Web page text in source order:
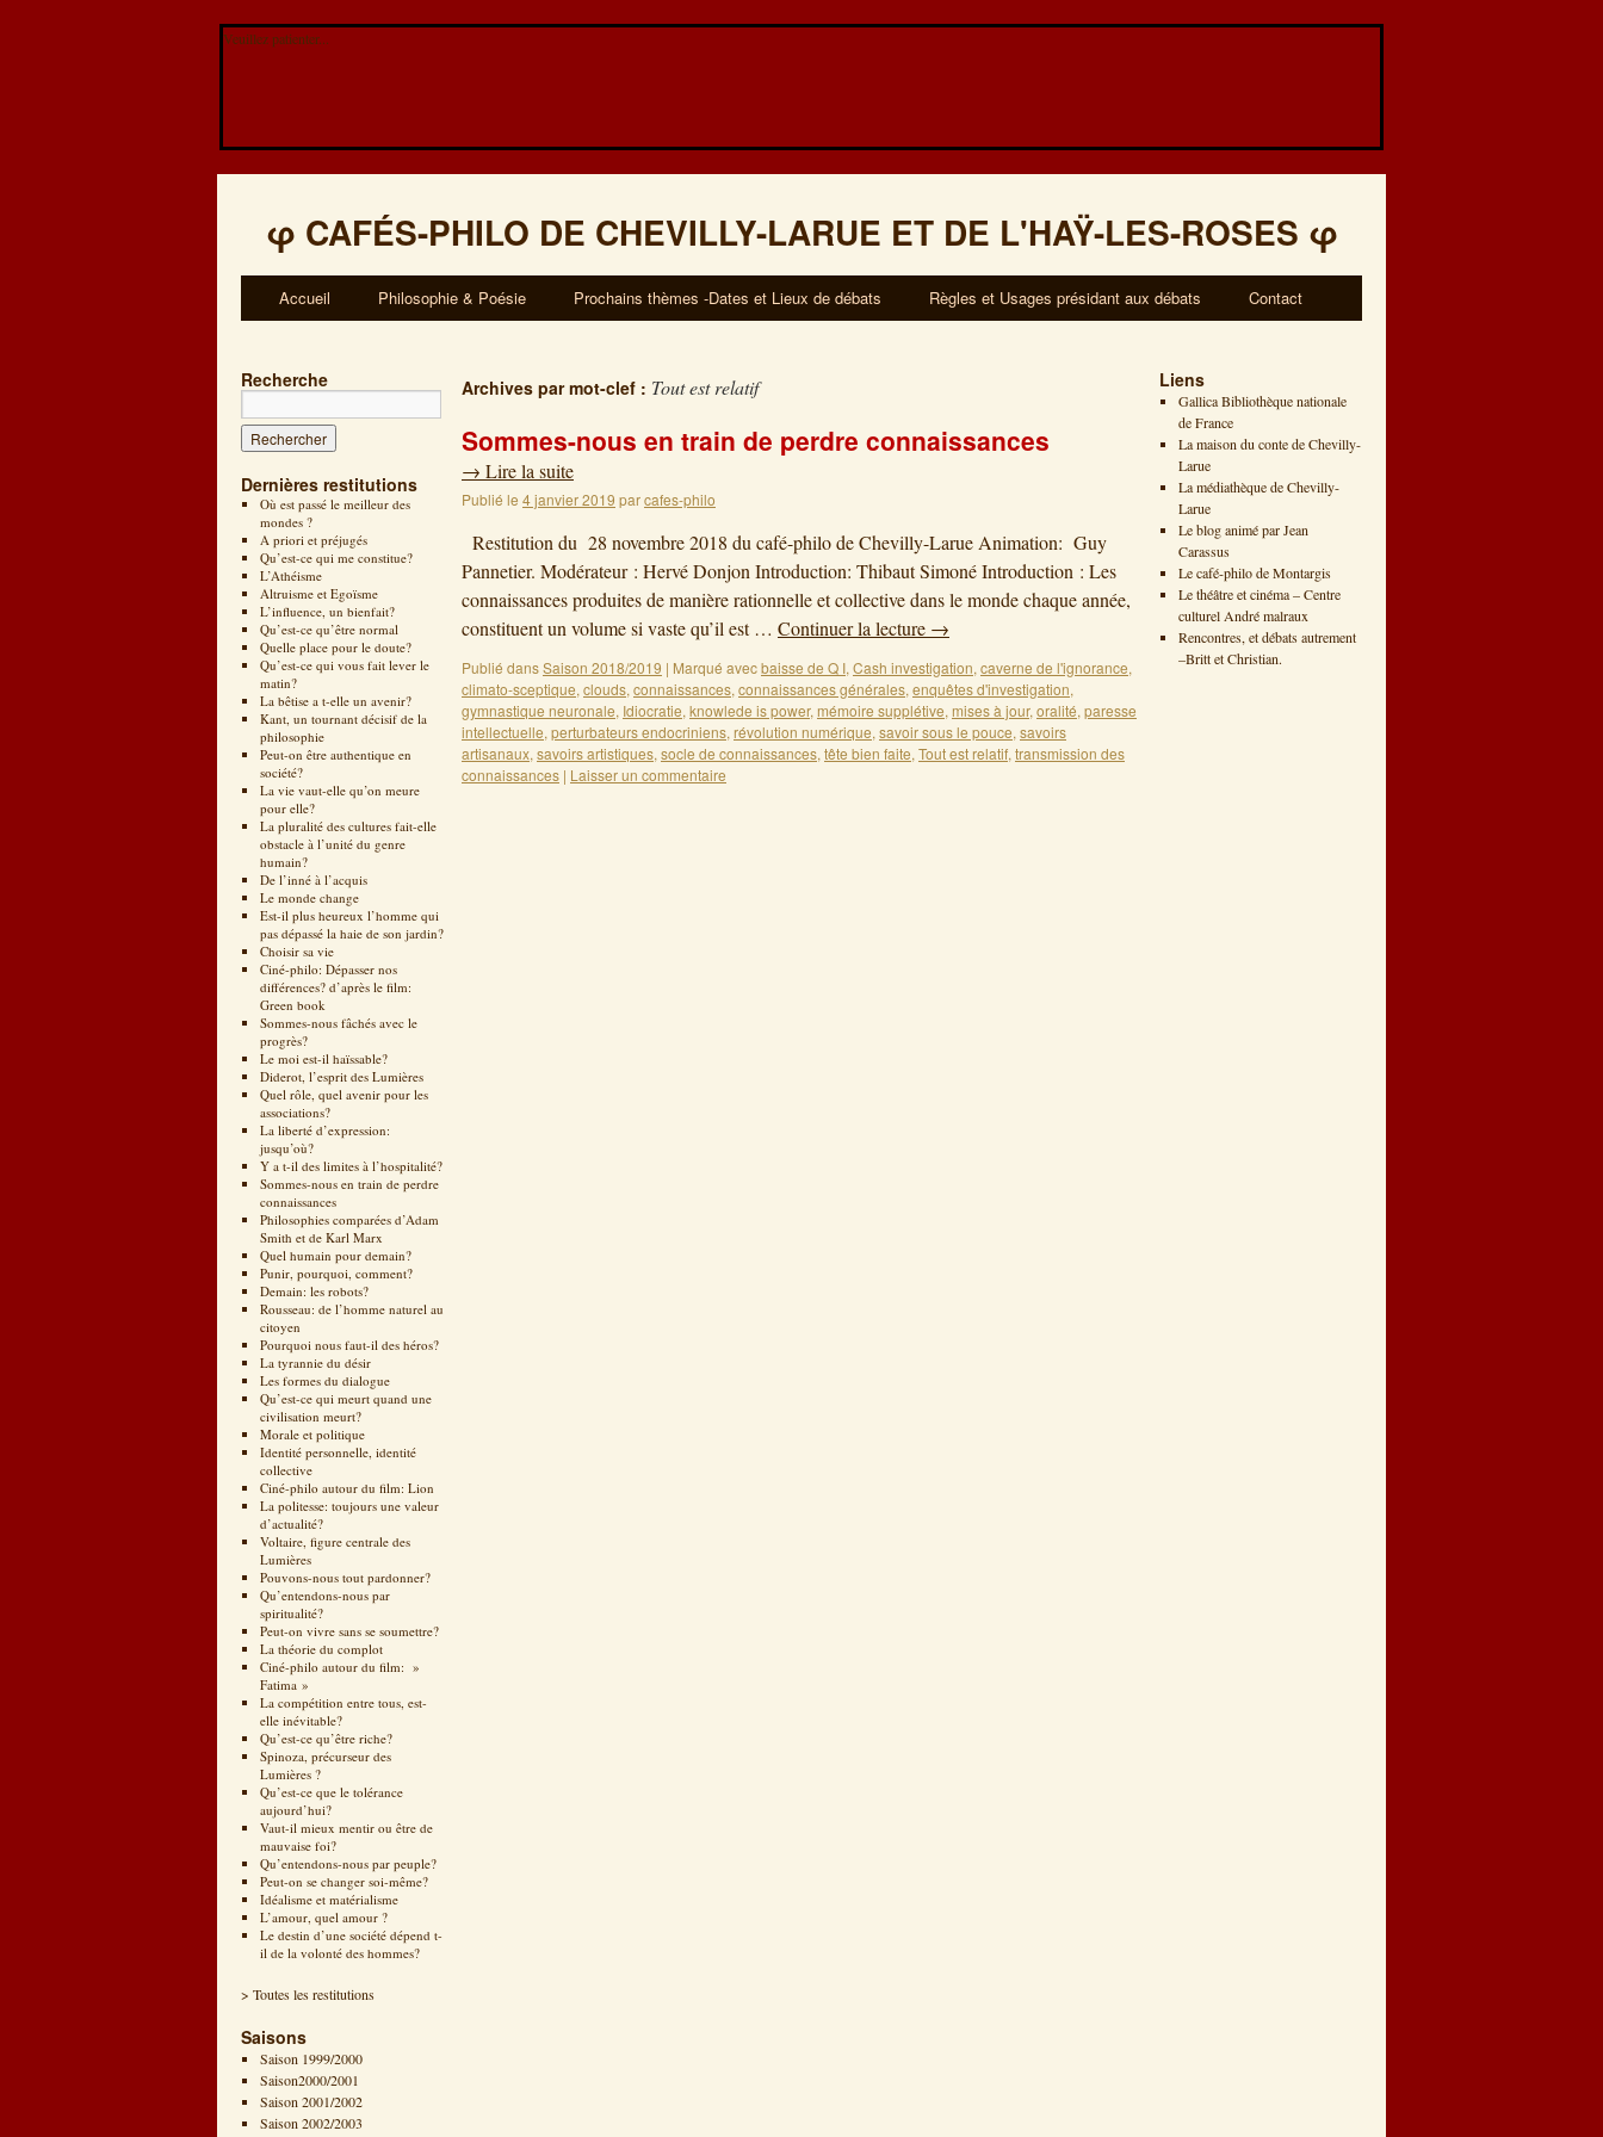
Veuillez patienter...
φ CAFÉS-PHILO DE CHEVILLY-LARUE ET DE L'HAŸ-LES-ROSES φ
Accueil Philosophie & Poésie Prochains thèmes -Dates et Lieux de débats Règles et Usages présidant aux débats Contact
Recherche
Dernières restitutions
Où est passé le meilleur des
mondes ?
A priori et préjugés
Qu’est-ce qui me constitue?
L’Athéisme
Altruisme et Egoïsme
L’influence, un bienfait?
Qu’est-ce qu’être normal
Quelle place pour le doute?
Qu’est-ce qui vous fait lever le
matin?
La bêtise a t-elle un avenir?
Kant, un tournant décisif de la
philosophie
Peut-on être authentique en
société?
La vie vaut-elle qu’on meure
pour elle?
La pluralité des cultures fait-elle
obstacle à l’unité du genre
humain?
De l’inné à l’acquis
Le monde change
Est-il plus heureux l’homme qui
pas dépassé la haie de son jardin?
Choisir sa vie
Ciné-philo: Dépasser nos
différences? d’après le film:
Green book
Sommes-nous fâchés avec le
progrès?
Le moi est-il haïssable?
Diderot, l’esprit des Lumières
Quel rôle, quel avenir pour les
associations?
La liberté d’expression:
jusqu’où?
Y a t-il des limites à l’hospitalité?
Sommes-nous en train de perdre
connaissances
Philosophies comparées d’Adam
Smith et de Karl Marx
Quel humain pour demain?
Punir, pourquoi, comment?
Demain: les robots?
Rousseau: de l’homme naturel au
citoyen
Pourquoi nous faut-il des héros?
La tyrannie du désir
Les formes du dialogue
Qu’est-ce qui meurt quand une
civilisation meurt?
Morale et politique
Identité personnelle, identité
collective
Ciné-philo autour du film: Lion
La politesse: toujours une valeur
d’actualité?
Voltaire, figure centrale des
Lumières
Pouvons-nous tout pardonner?
Qu’entendons-nous par
spiritualité?
Peut-on vivre sans se soumettre?
La théorie du complot
Ciné-philo autour du film: »
Fatima »
La compétition entre tous, est-
elle inévitable?
Qu’est-ce qu’être riche?
Spinoza, précurseur des
Lumières ?
Qu’est-ce que le tolérance
aujourd’hui?
Vaut-il mieux mentir ou être de
mauvaise foi?
Qu’entendons-nous par peuple?
Peut-on se changer soi-même?
Idéalisme et matérialisme
L’amour, quel amour ?
Le destin d’une société dépend t-
il de la volonté des hommes?
> Toutes les restitutions
Saisons
Saison 1999/2000
Saison2000/2001
Saison 2001/2002
Saison 2002/2003
Archives par mot-clef : Tout est relatif
Sommes-nous en train de perdre connaissances
→ Lire la suite
Publié le 4 janvier 2019 parcafes-philo
Restitution du 28 novembre 2018 du café-philo de Chevilly-Larue Animation: Guy
Pannetier. Modérateur : Hervé Donjon Introduction: Thibaut Simoné Introduction : Les
connaissances produites de manière rationnelle et collective dans le monde chaque année,
constituent un volume si vaste qu’il est … Continuer la lecture →
Publié dansSaison 2018/2019 | Marqué avecbaisse de Q I, Cash investigation, caverne de l'ignorance,
climato-sceptique, clouds, connaissances, connaissances générales, enquêtes d'investigation,
gymnastique neuronale, Idiocratie, knowlede is power, mémoire supplétive, mises à jour, oralité, paresse
intellectuelle, perturbateurs endocriniens, révolution numérique, savoir sous le pouce, savoirs
artisanaux, savoirs artistiques, socle de connaissances, tête bien faite, Tout est relatif, transmission des
connaissances | Laisser un commentaire
Liens
Gallica Bibliothèque nationale
de France
La maison du conte de Chevilly-
Larue
La médiathèque de Chevilly-
Larue
Le blog animé par Jean
Carassus
Le café-philo de Montargis
Le théâtre et cinéma – Centre
culturel André malraux
Rencontres, et débats autrement
–Britt et Christian.